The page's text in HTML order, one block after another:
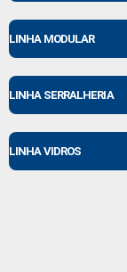
LINHA MODULAR
LINHA SERRALHERIA
LINHA VIDROS